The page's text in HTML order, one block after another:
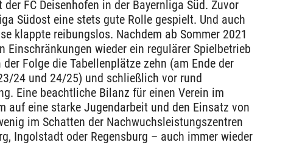
FC Deisenhofen in der Bayernliga Süd. Zuvor
Südost eine stets gute Rolle gespielt. Und auch
klappte reibungslos. Nachdem ab Sommer 2021
Einschränkungen wieder ein regulärer Spielbetrieb
Folge die Tabellenplätze zehn (am Ende der
24 und 24/25) und schließlich vor rund
Eine beachtliche Bilanz für einen Verein im
auf eine starke Jugendarbeit und den Einsatz von
im Schatten der Nachwuchsleistungszentren
Ingolstadt oder Regensburg – auch immer wieder